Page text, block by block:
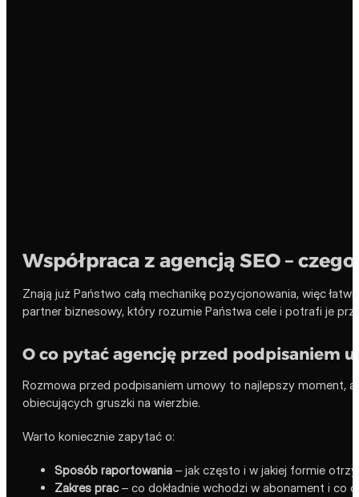
Współpraca z agencją SEO –
Znają już Państwo całą mechanikę pozycjonowania, więc
partner biznesowy, który rozumie Państwa cele i potrafi je
O co pytać agencję przed podpisaniem
Rozmowa przed podpisaniem umowy to najlepszy moment,
obiecujących gruszki na wierzbie.
Warto koniecznie zapytać o:
Sposób raportowania – jak często i w jakiej formie
Zakres prac– co dokładnie wchodzi w abonament i co